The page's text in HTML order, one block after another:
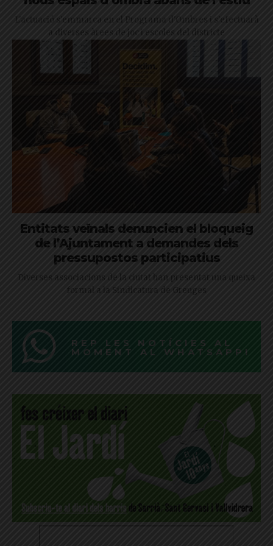
L'actuació s'emmarca en el Programa d'Ombres i s'efectuarà
a diverses àrees de joc i escoles del districte
Entitats veïnals denuncien el bloqueig
de l’Ajuntament a demandes dels
pressupostos participatius
Diverses associacions de la ciutat han presentat una queixa
formal a la Sindicatura de Greuges
REP LES NOTÍCIES AL
MOMENT AL WHATSAPP!